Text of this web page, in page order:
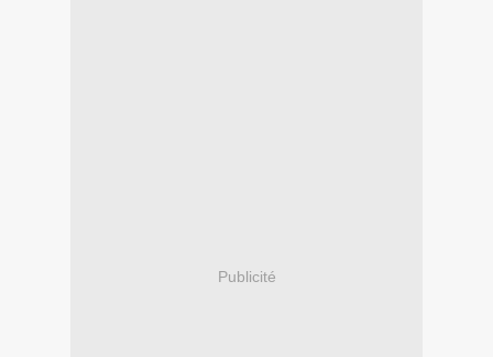
Publicité